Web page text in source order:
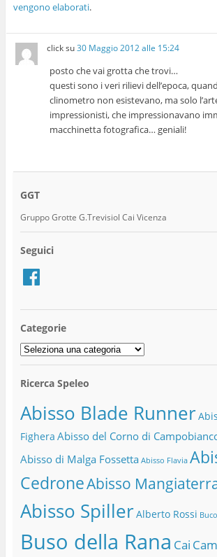
vengono elaborati.
clicksu30 Maggio 2012 alle 15:24
posto che vai grotta che trovi…
questi sono i veri rilievi dell’epoca,
clinometro non esistevano, ma solo
impressionisti, che impressionavano
macchinetta fotografica… geniali!
GGT
Gruppo Grotte G.Trevisiol Cai Vicenza
Seguici
Facebook
Categorie
Categorie
Ricerca Speleo
Abisso Blade Runner
Fighera Abisso del Corno di
Abisso di Malga Fossetta Abisso Flavia
CedroneAbisso
Abisso SpillerAlberto Rossi
Buso della Rana Cai